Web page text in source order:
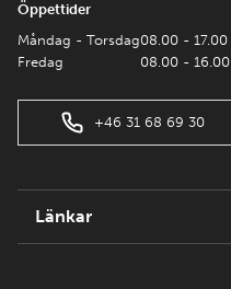
Öppettider
Måndag - Torsdag
Fredag
08.00 - 17.00
08.00 - 16.00
+46 31 68 69 30
Länkar